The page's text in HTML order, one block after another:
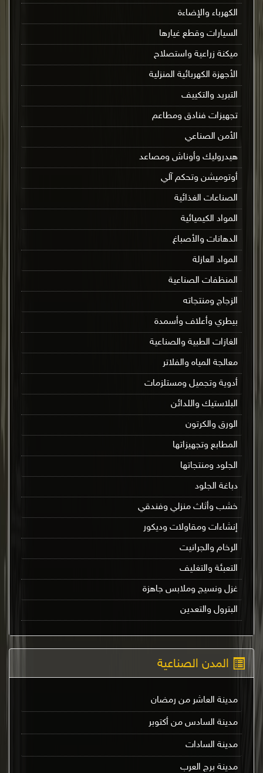
الكهرباء والإضاءة
السيارات وقطع غيارها
ميكنة زراعية واستصلاح
الأجهزة الكهربائية المنزلية
التبريد والتكييف
تجهيزات فنادق ومطاعم
الأمن الصناعي
هيدروليك وأوناش ومصاعد
أوتوميشن وتحكم آلي
الصناعات الغذائية
المواد الكيميائية
الدهانات والأصباغ
المواد العازلة
المنظفات الصناعية
الزجاج ومنتجاته
بيطري وأعلاف وأسمدة
الغازات الطبية والصناعية
معالجة المياه والفلاتر
أدوية وتجميل ومستلزمات
البلاستيك واللدائن
الورق والكرتون
المطابع وتجهيزاتها
الجلود ومنتجاتها
دباغة الجلود
خشب وأثاث منزلي وفندقي
إنشاءات ومقاولات وديكور
الرخام والجرانيت
التعبئة والتغليف
غزل ونسيج وملابس جاهزة
البترول والتعدين
المدن الصناعية
مدينة العاشر من رمضان
مدينة السادس من أكتوبر
مدينة السادات
مدينة برج العرب